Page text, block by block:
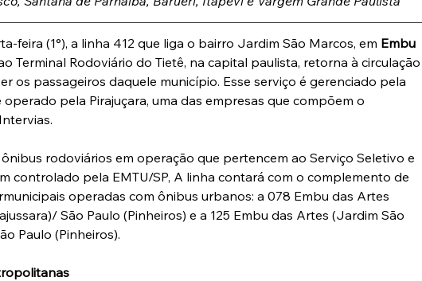
feira (1°), a linha 412 que liga o bairro Jardim São Marcos, em Embu
Terminal Rodoviário do Tietê, na capital paulista, retorna à circulação
os passageiros daquele município. Esse serviço é gerenciado pela
operado pela Pirajuçara, uma das empresas que compõem o
rodoviários em operação que pertencem ao Serviço Seletivo e
controlado pela EMTU/SP, A linha contará com o complemento de
operadas com ônibus urbanos: a 078 Embu das Artes
São Paulo (Pinheiros) e a 125 Embu das Artes (Jardim São
Paulo (Pinheiros).